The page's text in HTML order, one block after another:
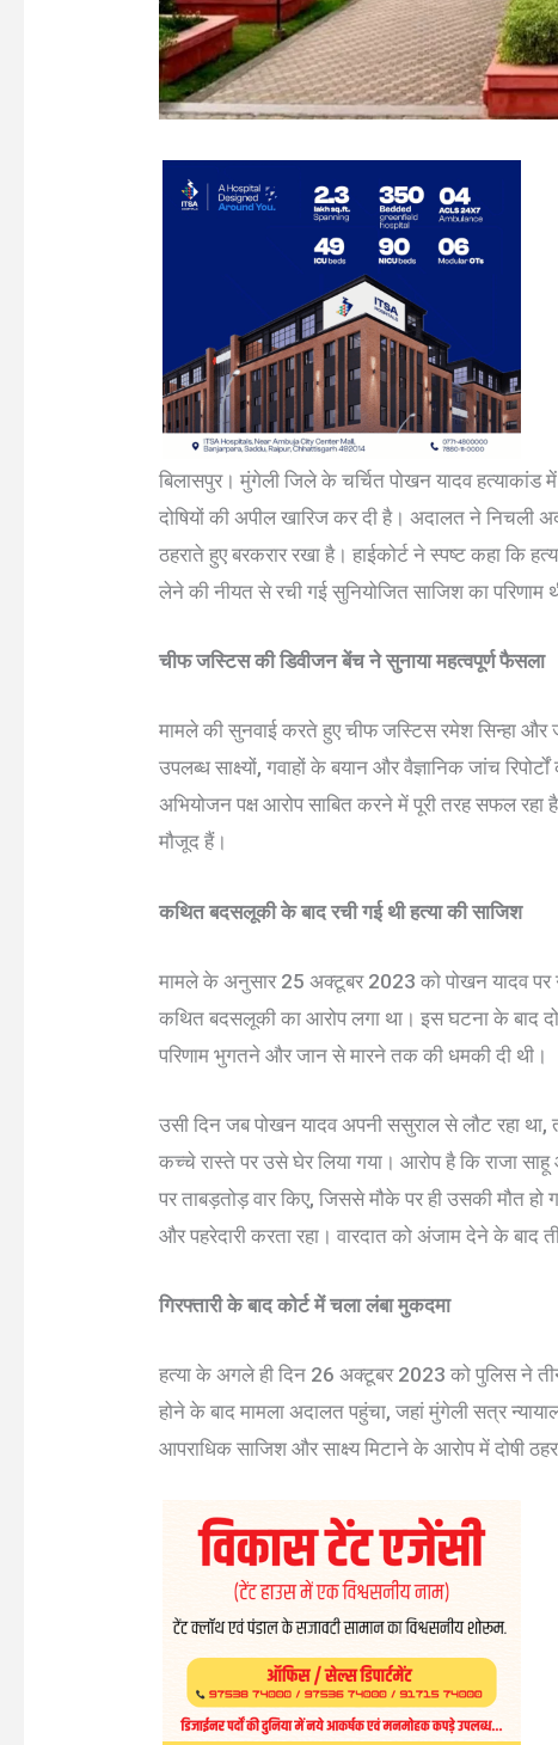
बिलासपुर। मुंगेली जिले के चर्चित पोखन यादव हत्याकांड
दोषियों की अपील खारिज कर दी है। अदालत ने निचली
ठहराते हुए बरकरार रखा है। हाईकोर्ट ने स्पष्ट कहा कि
लेने की नीयत से रची गई सुनियोजित साजिश का परिणाम
चीफ जस्टिस की डिवीजन बेंच ने सुनाया महत्वपूर्ण फैसला
मामले की सुनवाई करते हुए चीफ जस्टिस रमेश सिन्हा और
उपलब्ध साक्ष्यों, गवाहों के बयान और वैज्ञानिक जांच
अभियोजन पक्ष आरोप साबित करने में पूरी तरह सफल रहा है
मौजूद हैं।
कथित बदसलूकी के बाद रची गई थी हत्या की साजिश
मामले के अनुसार 25 अक्टूबर 2023 को पोखन यादव पर
कथित बदसलूकी का आरोप लगा था। इस घटना के बाद
परिणाम भुगतने और जान से मारने तक की धमकी दी थी।
उसी दिन जब पोखन यादव अपनी ससुराल से लौट रहा
कच्चे रास्ते पर उसे घेर लिया गया। आरोप है कि राजा
पर ताबड़तोड़ वार किए, जिससे मौके पर ही उसकी मौत हो
और पहरेदारी करता रहा। वारदात को अंजाम देने के बाद
गिरफ्तारी के बाद कोर्ट में चला लंबा मुकदमा
हत्या के अगले ही दिन 26 अक्टूबर 2023 को पुलिस ने
होने के बाद मामला अदालत पहुंचा, जहां मुंगेली सत्र
आपराधिक साजिश और साक्ष्य मिटाने के आरोप में दोषी